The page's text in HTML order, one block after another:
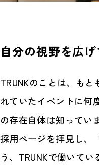
自分の視野を広
TRUNKのことは、もと
れていたイベントに何
の存在自体は知ってい
採用ページを拝見し、
う、TRUNKで働いて